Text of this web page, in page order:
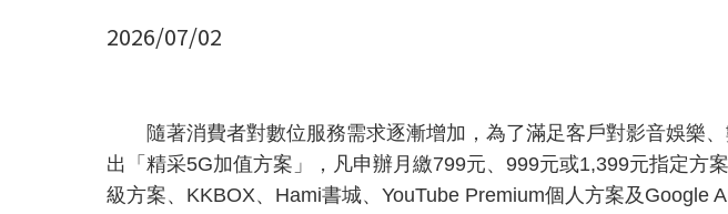
2026/07/02
隨著消費者對數位服務需求逐漸增加，為了滿足客戶對影音娛樂
出「精采5G加值方案」，凡申辦月繳799元、999元或1,399元指定方
級方案、KKBOX、Hami書城、YouTube Premium個人方案及Google